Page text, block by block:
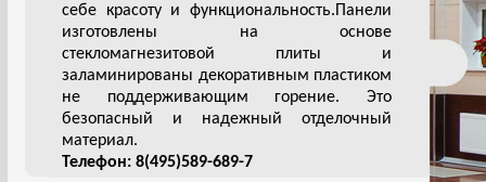
себе красоту и функциональность.Панели
изготовлены на основе
стекломагнезитовой плиты и
заламинированы декоративным пластиком
не поддерживающим горение. Это
безопасный и надежный отделочный
материал.
Телефон: 8(495)589-689-7